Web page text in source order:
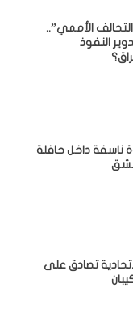
الأممي”..
النفوذ
ناسفة داخل حافلة
تصادق على